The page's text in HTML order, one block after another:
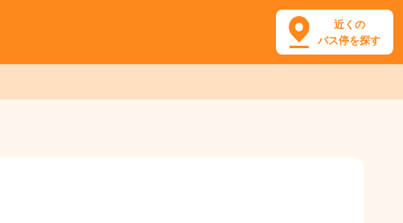
近くの
バス停を探す